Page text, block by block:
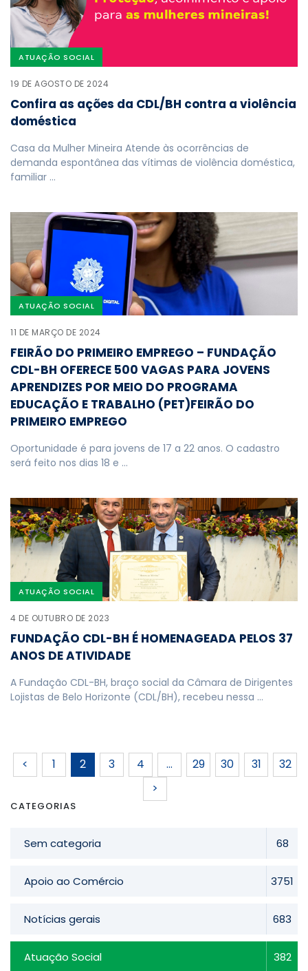
ATUAÇÃO SOCIAL
19 DE AGOSTO DE 2024
Confira as ações da CDL/BH contra a violência
doméstica
Casa da Mulher Mineira Atende às ocorrências de
demanda espontânea das vítimas de violência doméstica,
familiar …
ATUAÇÃO SOCIAL
11 DE MARÇO DE 2024
FEIRÃO DO PRIMEIRO EMPREGO – FUNDAÇÃO
CDL-BH OFERECE 500 VAGAS PARA JOVENS
APRENDIZES POR MEIO DO PROGRAMA
EDUCAÇÃO E TRABALHO (PET)FEIRÃO DO
PRIMEIRO EMPREGO
Oportunidade é para jovens de 17 a 22 anos. O cadastro
será feito nos dias 18 e …
ATUAÇÃO SOCIAL
4 DE OUTUBRO DE 2023
FUNDAÇÃO CDL-BH É HOMENAGEADA PELOS 37
ANOS DE ATIVIDADE
A Fundação CDL-BH, braço social da Câmara de Dirigentes
Lojistas de Belo Horizonte (CDL/BH), recebeu nessa …
< 1 2 3 4 … 29 30 31
32
>
CATEGORIAS
Sem categoria 68
Apoio ao Comércio 3751
Notícias gerais 683
Atuação Social 382